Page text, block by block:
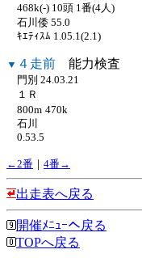
468k(-) 10頭 1番(4人)
石川倭 55.0
ｷｴﾃｨｽﾑ 1.05.1(2.1)
▼ ４走前 能力検査
門別 24.03.21
１Ｒ
800m 470k
石川
0.53.5
←2番 ｜ 4番→
出走表へ戻る
開催ﾒﾆｭｰへ戻る
TOPへ戻る